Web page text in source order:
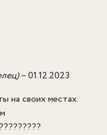
–01.12.2023
на своих местах.